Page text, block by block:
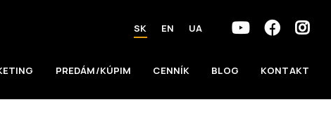
SK EN UA
PREDÁM/KÚPIM CENNÍK BLOG KONTAKT